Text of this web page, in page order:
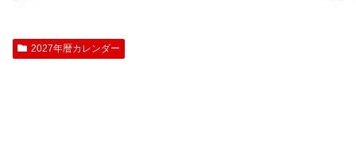
2027年暦カレンダー